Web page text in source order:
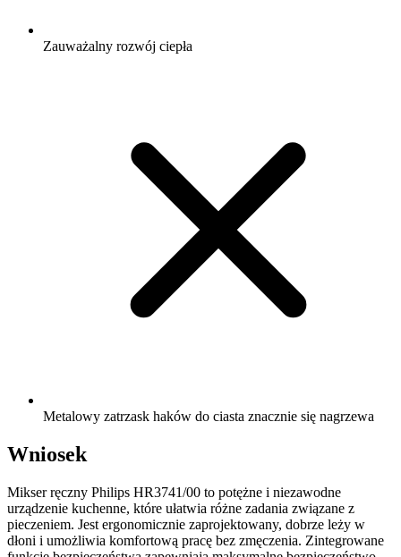
Zauważalny rozwój ciepła
Metalowy zatrzask haków do ciasta znacznie się nagrzewa
Wniosek
Mikser ręczny Philips HR3741/00 to potężne i niezawodne
urządzenie kuchenne, które ułatwia różne zadania związane z
pieczeniem. Jest ergonomicznie zaprojektowany, dobrze leży w
dłoni i umożliwia komfortową pracę bez zmęczenia. Zintegrowane